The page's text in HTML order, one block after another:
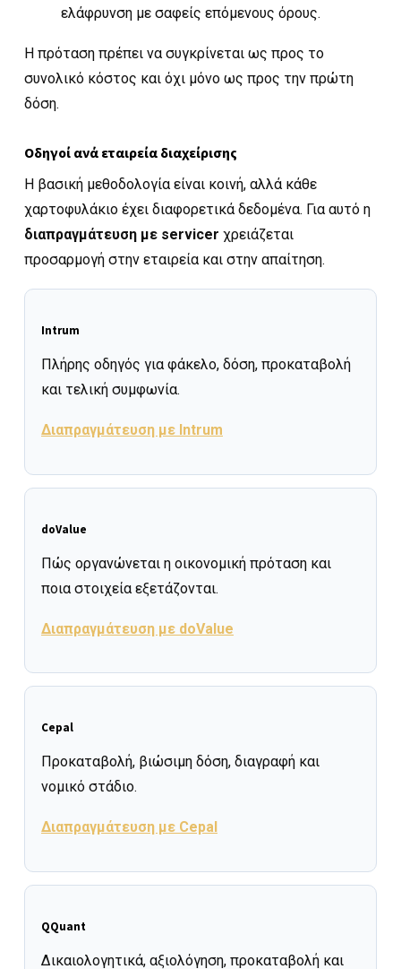
ελάφρυνση με σαφείς επόμενους όρους.
Η πρόταση πρέπει να συγκρίνεται ως προς το
συνολικό κόστος και όχι μόνο ως προς την πρώτη
δόση.
Οδηγοί ανά εταιρεία διαχείρισης
Η βασική μεθοδολογία είναι κοινή, αλλά κάθε
χαρτοφυλάκιο έχει διαφορετικά δεδομένα. Για αυτό η
διαπραγμάτευση με servicer χρειάζεται
προσαρμογή στην εταιρεία και στην απαίτηση.
Intrum
Πλήρης οδηγός για φάκελο, δόση, προκαταβολή
και τελική συμφωνία.
Διαπραγμάτευση με Intrum
doValue
Πώς οργανώνεται η οικονομική πρόταση και
ποια στοιχεία εξετάζονται.
Διαπραγμάτευση με doValue
Cepal
Προκαταβολή, βιώσιμη δόση, διαγραφή και
νομικό στάδιο.
Διαπραγμάτευση με Cepal
QQuant
Δικαιολογητικά, αξιολόγηση, προκαταβολή και